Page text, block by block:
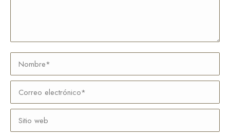
Nombre *
Correo electrónico *
Sitio web